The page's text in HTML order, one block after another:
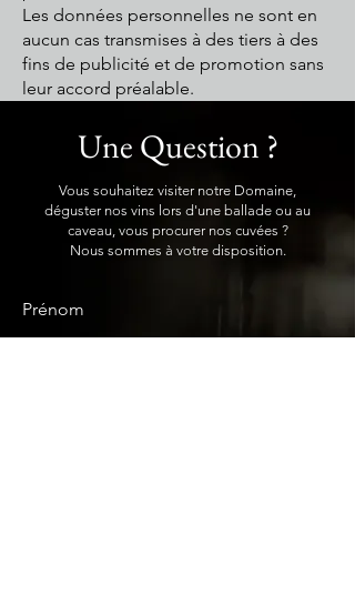
Les données personnelles ne sont en
aucun cas transmises à des tiers à des
fins de publicité et de promotion sans
leur accord préalable.
Une Question ?
Vous souhaitez visiter notre Domaine,
déguster nos vins lors d'une ballade ou au
caveau, vous procurer nos cuvées ?
Nous sommes à votre disposition.
Prénom